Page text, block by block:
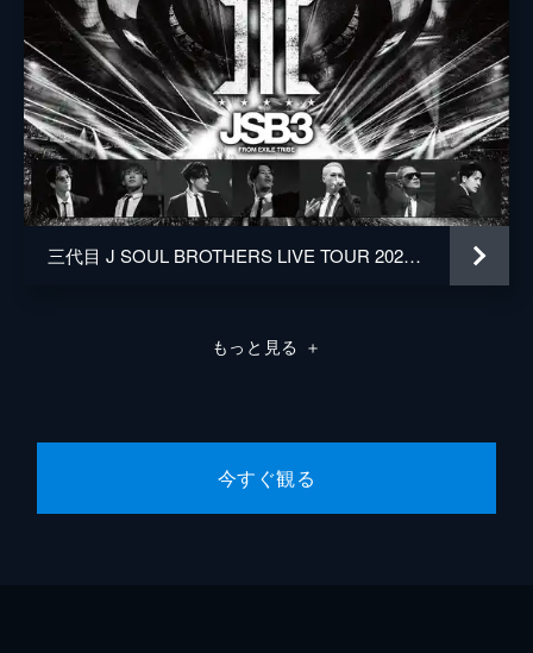
三代目 J SOUL BROTHERS LIVE TOUR 2021 “THIS IS JSB”
もっと見る ＋
今すぐ観る